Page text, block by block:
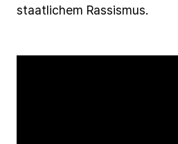
staatlichem Rassismus.